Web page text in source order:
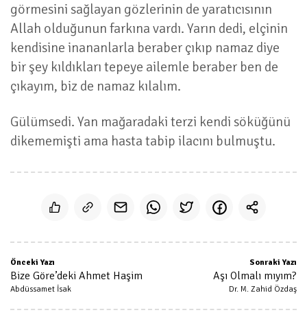
görmesini sağlayan gözlerinin de yaratıcısının
Allah olduğunun farkına vardı. Yarın dedi, elçinin
kendisine inananlarla beraber çıkıp namaz diye
bir şey kıldıkları tepeye ailemle beraber ben de
çıkayım, biz de namaz kılalım.
Gülümsedi. Yan mağaradaki terzi kendi söküğünü
dikememişti ama hasta tabip ilacını bulmuştu.
Önceki Yazı
Bize Göre’deki Ahmet Haşim
Abdüssamet İsak
Sonraki Yazı
Aşı Olmalı mıyım?
Dr. M. Zahid Özdaş